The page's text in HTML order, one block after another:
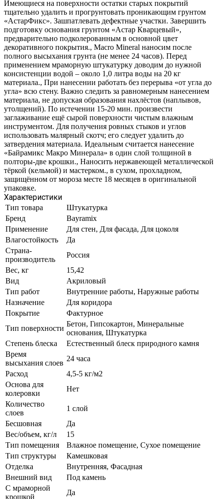
Имеющиеся на поверхности остатки старых покрытий
тщательно удалить и прогрунтовать проникающим грунтом
«АстарФикс». Зашпатлевать дефектные участки. Завершить
подготовку основания грунтом «Астар Кварцевый»,
предварительно подколерованным в основной цвет
декоративного покрытия., Macro Mineral наносим после
полного высыхания грунта (не менее 24 часов). Перед
применением мраморную штукатурку доводим до нужной
консистенции водой – около 1,0 литра воды на 20 кг
материала., При нанесении работать без перерыва «от угла до
угла» всю стену. Важно следить за равномерным нанесением
материала, не допуская образования нахлёстов (наплывов,
утолщений). По истечении 15-20 мин. произвести
заглаживание ещё сырой поверхности чистым влажным
инструментом. Для получения ровных стыков и углов
использовать малярный скотч; его следует удалить до
затвердения материала. Идеальным считается нанесение
«Байрамикс Макро Минерала» в один слой толщиной в
полторы-две крошки., Наносить нержавеющей металлической
тёркой (кельмой) и мастерком., в сухом, прохладном,
защищённом от мороза месте 18 месяцев в оригинальной
упаковке.
Характеристики
Тип товара
Штукатурка
Бренд
Bayramix
Применение
Для стен, Для фасада, Для цоколя
Влагостойкость
Да
Страна-
производитель
Россия
Вес, кг
15,42
Вид
Акриловый
Тип работ
Внутренние работы, Наружные работы
Назначение
Для коридора
Покрытие
Фактурное
Тип поверхности
Бетон, Гипсокартон, Минеральные
основания, Штукатурка
Степень блеска
Естественный блеск природного камня
Время
высыхания слоев
24 часа
Расход
4,5-5 кг/м2
Основа для
колеровки
Нет
Количество
слоев
1 слой
Бесшовная
Да
Вес/объем, кг/л
15
Тип помещения
Влажное помещение, Сухое помещение
Тип структуры
Камешковая
Отделка
Внутренняя, Фасадная
Внешний вид
Под камень
С мраморной
крошкой
Да